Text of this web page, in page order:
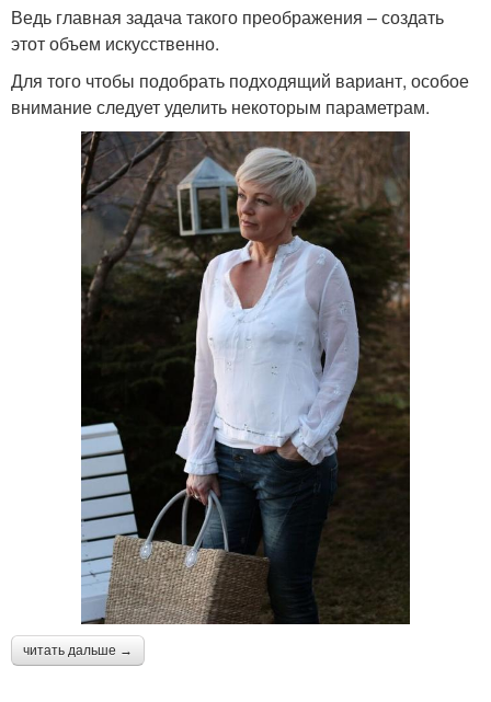
Ведь главная задача такого преображения – создать
этот объем искусственно.
Для того чтобы подобрать подходящий вариант, особое
внимание следует уделить некоторым параметрам.
читать дальше →